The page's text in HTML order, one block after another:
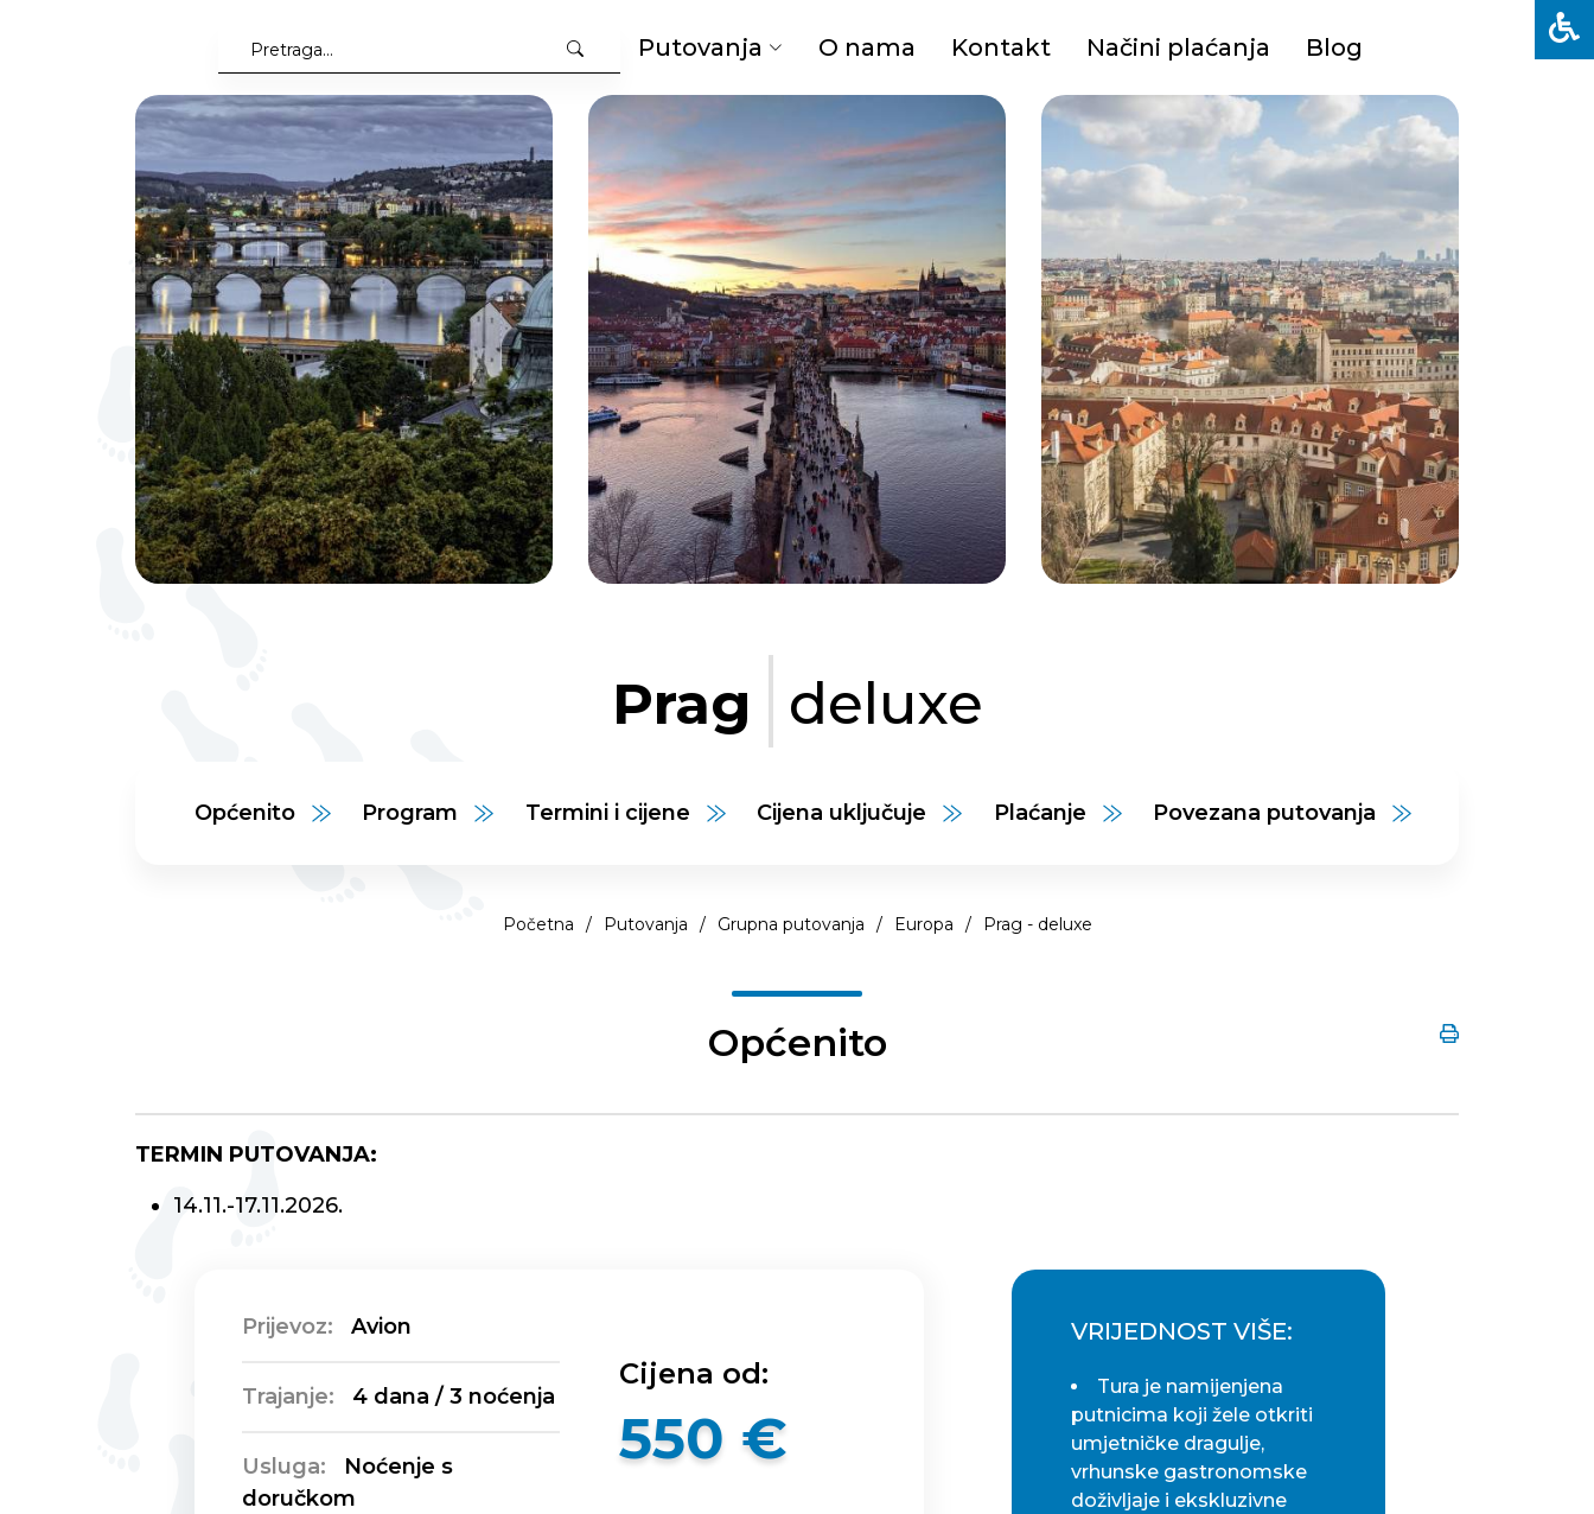
Putovanja O nama Kontakt Načini plaćanja Blog
Prag deluxe
Općenito Program Termini i cijene Cijena uključuje Plaćanje Povezana putovanja
Početna / Putovanja / Grupna putovanja / Europa / Prag - deluxe
Općenito
TERMIN PUTOVANJA:
14.11.-17.11.2026.
Prijevoz: Avion
Trajanje: 4 dana / 3 noćenja
Usluga:
Noćenje s
doručkom
Cijena od:
550 €
VRIJEDNOST VIŠE:
Tura je namijenjena
putnicima koji žele otkriti
umjetničke dragulje,
vrhunske gastronomske
doživljaje i ekskluzivne